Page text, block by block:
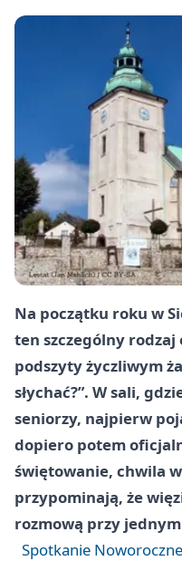
Na początku roku w
ten szczególny rodzaj
podszyty życzliwym
słychać?”. W sali,
seniorzy, najpierw
dopiero potem
świętowanie, chwila
przypominają, że
rozmową przy
Spotkanie